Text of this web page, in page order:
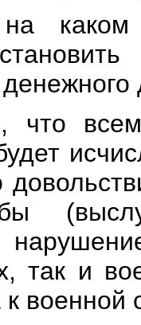
каком
что
так и
к военной